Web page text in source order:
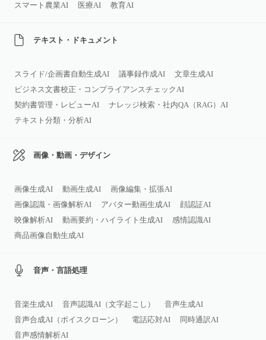
スマート農業AI
医療AI 教育AI
テキスト・ドキュメント
スライド/企画書自動生成AI 議事録作成AI
文章生成AI
ビジネス文書校正・コンプライアンスチェックAI
契約書管理・レビューAI
ナレッジ検索・社内QA（RAG）AI
テキスト分類・分析AI
画像・動画・デザイン
画像生成AI 動画生成AI
画像編集・拡張AI
画像認識・画像解析AI
アバター動画生成AI
顔認証AI
映像解析AI
動画要約・ハイライト生成AI
感情認識AI
商品画像自動生成AI
音声・言語処理
音楽生成AI 音声認識AI（文字起こし）
音声生成AI
音声合成AI（ボイスクローン）
電話応対AI
同時通訳AI
音声感情解析AI